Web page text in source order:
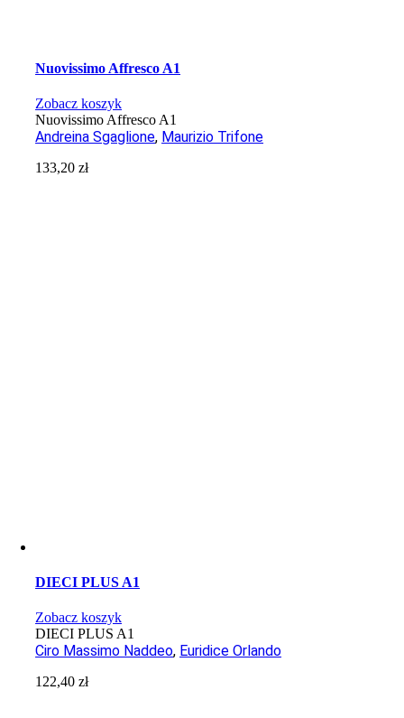
Nuovissimo Affresco A1
Zobacz koszyk
Nuovissimo Affresco A1
Andreina Sgaglione, Maurizio Trifone
133,20zł
DIECI PLUS A1
Zobacz koszyk
DIECI PLUS A1
Ciro Massimo Naddeo, Euridice Orlando
122,40zł